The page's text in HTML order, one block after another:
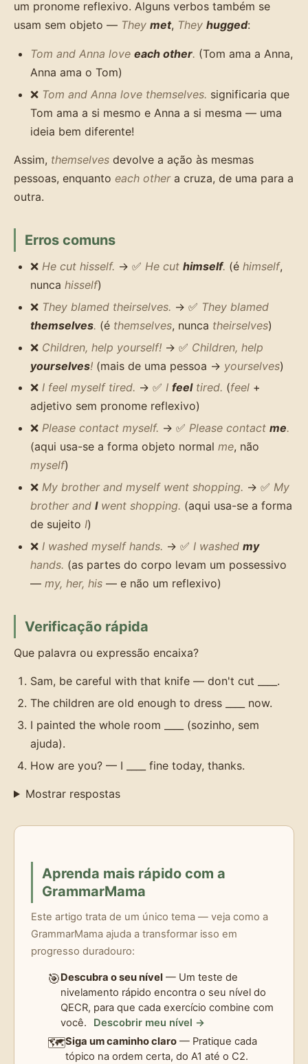
um pronome reflexivo. Alguns verbos também se
usam sem objeto — They met, They hugged:
Tom and Anna love each other. (Tom ama a Anna,
Anna ama o Tom)
❌ Tom and Anna love themselves. significaria que
Tom ama a si mesmo e Anna a si mesma — uma
ideia bem diferente!
Assim, themselves devolve a ação às mesmas
pessoas, enquanto each othera cruza, de uma para a
outra.
Erros comuns
❌ He cut hisself. → ✅ He cut himself. (é himself,
nunca hisself)
❌ They blamed theirselves. → ✅ They blamed
themselves. (é themselves, nunca theirselves)
❌ Children, help yourself! → ✅ Children, help
yourselves! (mais de uma pessoa → yourselves)
❌ I feel myself tired. → ✅ I feeltired. (feel +
adjetivo sem pronome reflexivo)
❌ Please contact myself. → ✅ Please contact me.
(aqui usa-se a forma objeto normal me, não
myself)
❌ My brother and myself went shopping. → ✅ My
brother and Iwent shopping. (aqui usa-se a forma
de sujeito I)
❌ I washed myself hands. → ✅ I washed my
hands. (as partes do corpo levam um possessivo
— my, her, his — e não um reflexivo)
Verificação rápida
Que palavra ou expressão encaixa?
Sam, be careful with that knife — don't cut ____.
The children are old enough to dress ____ now.
I painted the whole room ____ (sozinho, sem
ajuda).
How are you? — I ____ fine today, thanks.
Mostrar respostas
Aprenda mais rápido com a
GrammarMama
Este artigo trata de um único tema — veja como a
GrammarMama ajuda a transformar isso em
progresso duradouro:
🎯Descubra o seu nível — Um teste de
nivelamento rápido encontra o seu nível do
QECR, para que cada exercício combine com
você.
Descobrir meu nível →
🗺️Siga um caminho claro — Pratique cada
tópico na ordem certa, do A1 até o C2.